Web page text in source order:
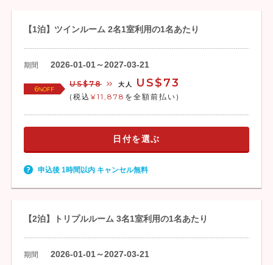
【1泊】ツインルーム 2名1室利用の1名あたり
期間 2026-01-01～2027-03-21
6%OFF
US$78 大人 US$73
(税込 ¥11,878 を全額前払い)
日付を選ぶ
申込後 1時間以内 キャンセル無料
【2泊】トリプルルーム 3名1室利用の1名あたり
期間 2026-01-01～2027-03-21